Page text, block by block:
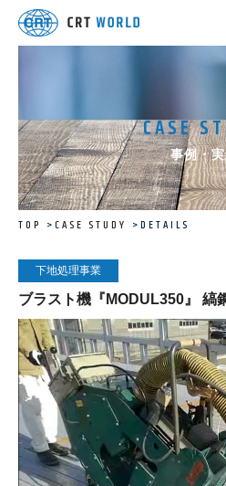
CASE
事例・
TOP CASE STUDY DETAILS
下地処理事業
ブラスト機『MODUL350』 縞